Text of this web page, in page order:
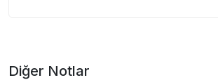
Diğer Notlar